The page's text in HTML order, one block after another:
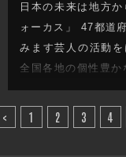
日本の未来は地方
ォーカス」 47都道
みます芸人の活動
全国各地の個性豊
産品があるのに
い・・・。 でも、
つなぐ地方創生成功
< 1 2 3 4